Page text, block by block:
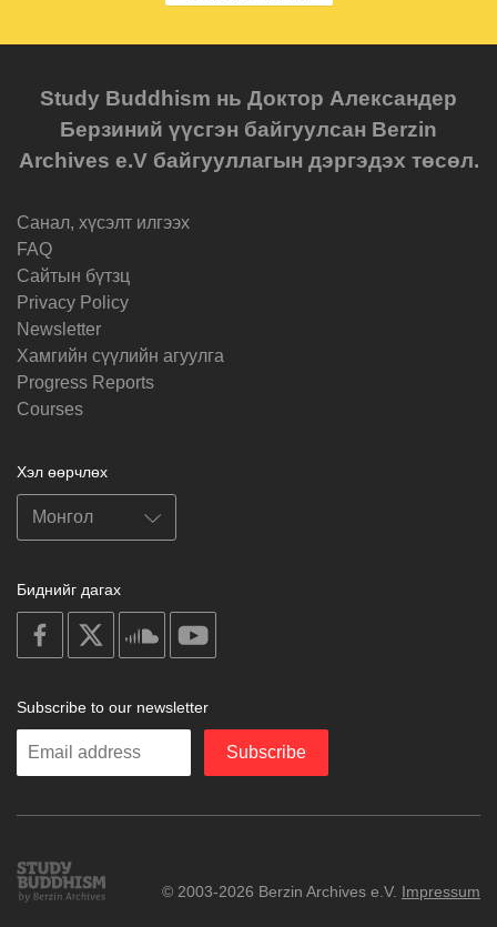
Study Buddhism нь Доктор Александер
Берзиний үүсгэн байгуулсан Berzin
Archives e.V байгууллагын дэргэдэх төсөл.
Санал, хүсэлт илгээх
FAQ
Cайтын бүтзц
Privacy Policy
Newsletter
Хамгийн сүүлийн агуулга
Progress Reports
Courses
Хэл өөрчлөх
Биднийг дагах
on
facebook
soundcloud
Subscribe to our newsletter
Enter
Subscribe
Study
Buddhism
© 2003-2026 Berzin Archives e.V. Impressum